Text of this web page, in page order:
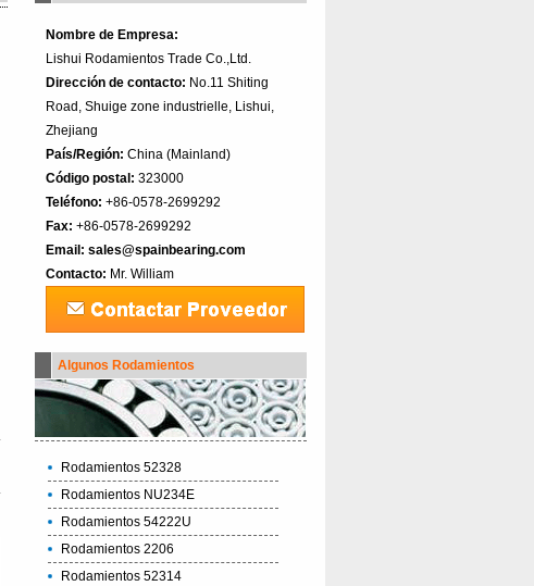
Nombre de Empresa:
Lishui Rodamientos Trade Co.,Ltd.
Dirección de contacto: No.11 Shiting
Road, Shuige zone industrielle, Lishui,
Zhejiang
País/Región: China (Mainland)‎
Código postal: 323000
Teléfono: +86-0578-2699292
Fax: +86-0578-2699292
Email: sales@spainbearing.com
Contacto: Mr. William
Algunos Rodamientos
Rodamientos 52328
Rodamientos NU234E
Rodamientos 54222U
Rodamientos 2206
Rodamientos 52314